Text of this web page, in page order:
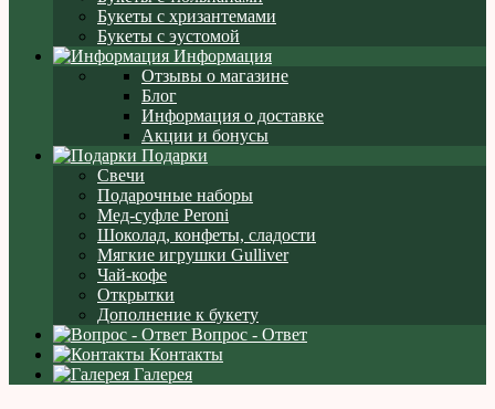
Букеты с хризантемами
Букеты с эустомой
Информация
Отзывы о магазине
Блог
Информация о доставке
Акции и бонусы
Подарки
Свечи
Подарочные наборы
Мед-суфле Peroni
Шоколад, конфеты, сладости
Мягкие игрушки Gulliver
Чай-кофе
Открытки
Дополнение к букету
Вопрос - Ответ
Контакты
Галерея